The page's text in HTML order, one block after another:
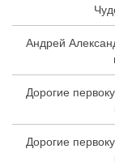
Андрей
Дорогие
Дорогие